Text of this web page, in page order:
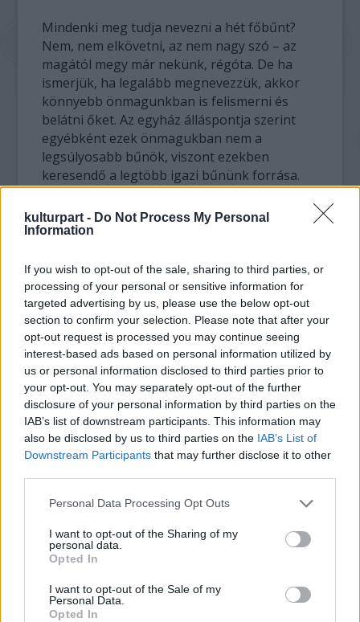
kulturpart - Do Not Process My Personal
Information
If you wish to opt-out of the sale, sharing to third parties, or
processing of your personal or sensitive information for
targeted advertising by us, please use the below opt-out
section to confirm your selection. Please note that after your
opt-out request is processed you may continue seeing
interest-based ads based on personal information utilized by
us or personal information disclosed to third parties prior to
your opt-out. You may separately opt-out of the further
disclosure of your personal information by third parties on the
IAB’s list of downstream participants. This information may
also be disclosed by us to third parties on the IAB’s List of
Downstream Participants that may further disclose it to other
Please note that this website/app uses one or more Google
not limited to your visit or usage behaviour. You may click to
grant or deny consent to Google and its third-party tags to
use your data for below specified purposes in below Google
consent section.
Personal Data Processing Opt Outs
I want to opt-out of the Sharing of my
personal data.
Opted In
I want to opt-out of the Sale of my
Personal Data.
Opted In
Mindenki meg tudja nevezni a hét főbűnt?
Nem, nem elkövetni, az nem nagy szó – az
magától megy már nekünk, régóta. De ha
ismerjük, ha legalább megnevezzük, akkor
könnyebb önmagunkban is felismerni és
belátni őket. Az egyház álláspontja szerint
egyébként ezek önmagukban nem a
legsúlyosabb bűnök, viszont ezekben
keresendő a legtöbb igazi bűnünk forrása.
Íme:
1. Kevélység
3. Bujaság
4. Irigység
5. Torkosság
6. Harag
7. A jóra való restség.
Hát, szép kis lista, legtöbbünknek ismerős
lehet a mindennapokból… És hogy állunk
korunk hét főbűnével? Nos, egy európai
felmérés alapján ezek a következők:
3. Embereken végzett kísérletek
4. Szociális igazságtalanságok
5. Tömeges elszegényesedés
6. Erkölcstelen vagyonhalmozás
7. Drogkereskedelem